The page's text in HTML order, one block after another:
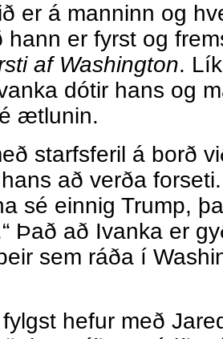
er á manninn og
hann er fyrst og
af Washington.
dótir hans og
ætlunin.
starfsferil á borð
að verða
sé einnig Trump,
Það að Ivanka er
sem ráða í
hefur með